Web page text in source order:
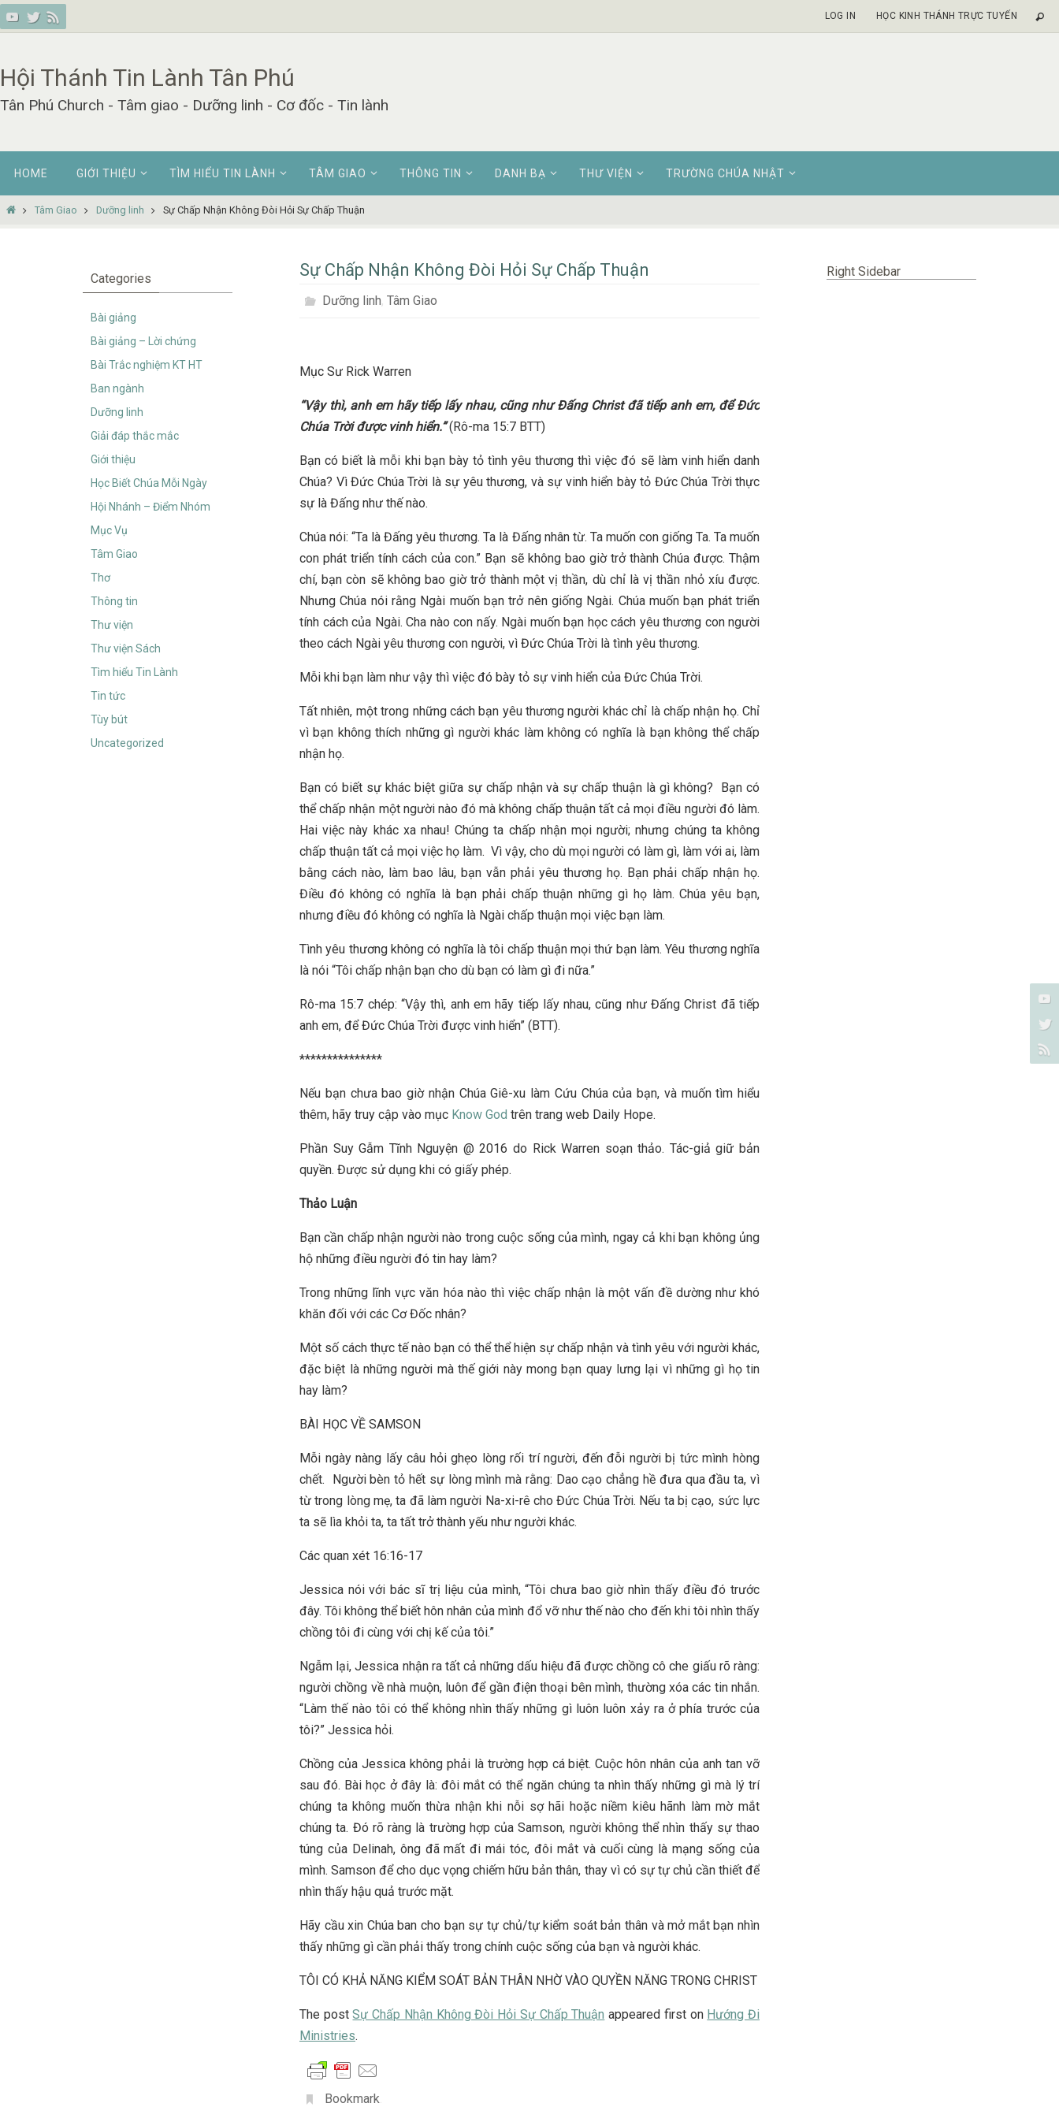
Skip
to
LOG IN HỌC KINH THÁNH TRỰC TUYẾN
Hội Thánh Tin Lành Tân Phú
Tân Phú Church - Tâm giao - Dưỡng linh - Cơ đốc - Tin lành
content
HOME GIỚI THIỆU TÌM HIỂU TIN LÀNH TÂM GIAO THÔNG TIN DANH BẠ THƯ VIỆN TRƯỜNG CHÚA NHẬT
HomeTâm Giao Dưỡng linh Sự Chấp Nhận Không Đòi Hỏi Sự Chấp Thuận
Sự Chấp Nhận Không Đòi Hỏi Sự Chấp Thuận
Dưỡng linh, Tâm Giao
Mục Sư Rick Warren
“Vậy thì, anh em hãy tiếp lấy nhau, cũng như Đấng Christ đã tiếp anh em, để Đức
Chúa Trời được vinh hiển.”(Rô-ma 15:7 BTT)
Bạn có biết là mỗi khi bạn bày tỏ tình yêu thương thì việc đó sẽ làm vinh hiển danh
Chúa? Vì Đức Chúa Trời là sự yêu thương, và sự vinh hiển bày tỏ Đức Chúa Trời thực
sự là Đấng như thế nào.
Chúa nói: “Ta là Đấng yêu thương. Ta là Đấng nhân từ. Ta muốn con giống Ta. Ta muốn
con phát triển tính cách của con.” Bạn sẽ không bao giờ trở thành Chúa được. Thậm
chí, bạn còn sẽ không bao giờ trở thành một vị thần, dù chỉ là vị thần nhỏ xíu được.
Nhưng Chúa nói rằng Ngài muốn bạn trở nên giống Ngài. Chúa muốn bạn phát triển
tính cách của Ngài. Cha nào con nấy. Ngài muốn bạn học cách yêu thương con người
theo cách Ngài yêu thương con người, vì Đức Chúa Trời là tình yêu thương.
Mỗi khi bạn làm như vậy thì việc đó bày tỏ sự vinh hiển của Đức Chúa Trời.
Tất nhiên, một trong những cách bạn yêu thương người khác chỉ là chấp nhận họ. Chỉ
vì bạn không thích những gì người khác làm không có nghĩa là bạn không thể chấp
nhận họ.
Bạn có biết sự khác biệt giữa sự chấp nhận và sự chấp thuận là gì không? Bạn có
thể chấp nhận một người nào đó mà không chấp thuận tất cả mọi điều người đó làm.
Hai việc này khác xa nhau! Chúng ta chấp nhận mọi người; nhưng chúng ta không
chấp thuận tất cả mọi việc họ làm. Vì vậy, cho dù mọi người có làm gì, làm với ai, làm
bằng cách nào, làm bao lâu, bạn vẫn phải yêu thương họ. Bạn phải chấp nhận họ.
Điều đó không có nghĩa là bạn phải chấp thuận những gì họ làm. Chúa yêu bạn,
nhưng điều đó không có nghĩa là Ngài chấp thuận mọi việc bạn làm.
Tình yêu thương không có nghĩa là tôi chấp thuận mọi thứ bạn làm. Yêu thương nghĩa
là nói “Tôi chấp nhận bạn cho dù bạn có làm gì đi nữa.”
Rô-ma 15:7 chép: “Vậy thì, anh em hãy tiếp lấy nhau, cũng như Đấng Christ đã tiếp
anh em, để Đức Chúa Trời được vinh hiển” (BTT).
***************
Nếu bạn chưa bao giờ nhận Chúa Giê-xu làm Cứu Chúa của bạn, và muốn tìm hiểu
thêm, hãy truy cập vào mục Know God trên trang web Daily Hope.
Phần Suy Gẫm Tĩnh Nguyện @ 2016 do Rick Warren soạn thảo. Tác-giả giữ bản
quyền. Được sử dụng khi có giấy phép.
Thảo Luận
Bạn cần chấp nhận người nào trong cuộc sống của mình, ngay cả khi bạn không ủng
hộ những điều người đó tin hay làm?
Trong những lĩnh vực văn hóa nào thì việc chấp nhận là một vấn đề dường như khó
khăn đối với các Cơ Đốc nhân?
Một số cách thực tế nào bạn có thể thể hiện sự chấp nhận và tình yêu với người khác,
đặc biệt là những người mà thế giới này mong bạn quay lưng lại vì những gì họ tin
hay làm?
BÀI HỌC VỀ SAMSON
Mỗi ngày nàng lấy câu hỏi ghẹo lòng rối trí người, đến đỗi người bị tức mình hòng
chết. Người bèn tỏ hết sự lòng mình mà rằng: Dao cạo chẳng hề đưa qua đầu ta, vì
từ trong lòng mẹ, ta đã làm người Na-xi-rê cho Đức Chúa Trời. Nếu ta bị cạo, sức lực
ta sẽ lìa khỏi ta, ta tất trở thành yếu như người khác.
Các quan xét 16:16-17
Jessica nói với bác sĩ trị liệu của mình, “Tôi chưa bao giờ nhìn thấy điều đó trước
đây. Tôi không thể biết hôn nhân của mình đổ vỡ như thế nào cho đến khi tôi nhìn thấy
chồng tôi đi cùng với chị kế của tôi.”
Ngẫm lại, Jessica nhận ra tất cả những dấu hiệu đã được chồng cô che giấu rõ ràng:
người chồng về nhà muộn, luôn để gần điện thoại bên mình, thường xóa các tin nhắn.
“Làm thế nào tôi có thể không nhìn thấy những gì luôn luôn xảy ra ở phía trước của
tôi?” Jessica hỏi.
Chồng của Jessica không phải là trường hợp cá biệt. Cuộc hôn nhân của anh tan vỡ
sau đó. Bài học ở đây là: đôi mắt có thể ngăn chúng ta nhìn thấy những gì mà lý trí
chúng ta không muốn thừa nhận khi nỗi sợ hãi hoặc niềm kiêu hãnh làm mờ mắt
chúng ta. Đó rõ ràng là trường hợp của Samson, người không thể nhìn thấy sự thao
túng của Delinah, ông đã mất đi mái tóc, đôi mắt và cuối cùng là mạng sống của
mình. Samson để cho dục vọng chiếm hữu bản thân, thay vì có sự tự chủ cần thiết để
nhìn thấy hậu quả trước mặt.
Hãy cầu xin Chúa ban cho bạn sự tự chủ/tự kiểm soát bản thân và mở mắt bạn nhìn
thấy những gì cần phải thấy trong chính cuộc sống của bạn và người khác.
TÔI CÓ KHẢ NĂNG KIỂM SOÁT BẢN THÂN NHỜ VÀO QUYỀN NĂNG TRONG CHRIST
The postSự Chấp Nhận Không Đòi Hỏi Sự Chấp Thuận appeared first on Hướng Đi
Ministries.
Bookmark.
Categories
Bài giảng
Bài giảng – Lời chứng
Bài Trắc nghiệm KT HT
Ban ngành
Dưỡng linh
Giải đáp thắc mắc
Giới thiệu
Học Biết Chúa Mỗi Ngày
Hội Nhánh – Điểm Nhóm
Mục Vụ
Tâm Giao
Thơ
Thông tin
Thư viện
Thư viện Sách
Tìm hiểu Tin Lành
Tin tức
Tùy bút
Uncategorized
Right Sidebar